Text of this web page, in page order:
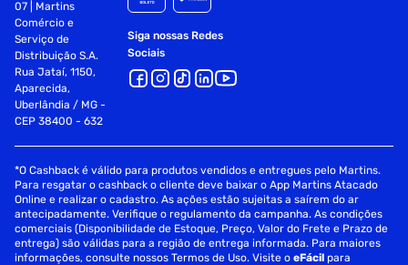
07 | Martins
Comércio e
Serviço de
Distribuição S.A.
Rua Jataí, 1150,
Aparecida,
Uberlândia / MG -
CEP 38400 - 632
Siga nossas Redes
Sociais
*O Cashback é válido para produtos vendidos e entregues pelo Martins.
Para resgatar o cashback o cliente deve baixar o App Martins Atacado
Online e realizar o cadastro. As ações estão sujeitas a saírem do ar
antecipadamente. Verifique o regulamento da campanha. As condições
comerciais (Disponibilidade de Estoque, Preço, Valor do Frete e Prazo de
entrega) são válidas para a região de entrega informada. Para maiores
informações, consulte nossos Termos de Uso. Visite oeFácil para